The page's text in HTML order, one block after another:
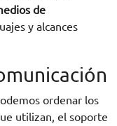
de
y alcances
ordenar los
utilizan, el soporte